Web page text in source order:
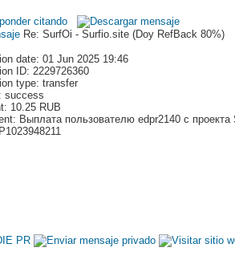
Re: SurfOi - Surfio.site (Doy RefBack 80%)
date: 01 Jun 2025 19:46
ID: 2229726360
type: transfer
success
10.25 RUB
Выплата пользователю edpr2140 с проекта